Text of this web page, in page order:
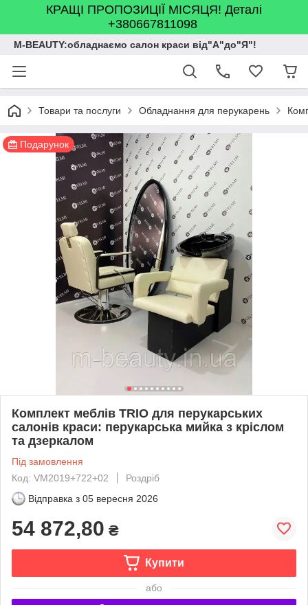
КРАЩІ ПРОПОЗИЦІЇ МІСЯЦЯ! Деталі
+380667811098
M-BEAUTY:обладнаємо салон краси від"А"до"Я"!
Товари та послуги Обладнання для перукарень
Подарунок
Комплект меблів TRIO для перукарських
салонів краси: перукарська мийка з кріслом
та дзеркалом
Під замовлення
Код: VM2019+722+02
Роздріб
Відправка з 05 вересня 2026
54 872,80 ₴
Купити
або